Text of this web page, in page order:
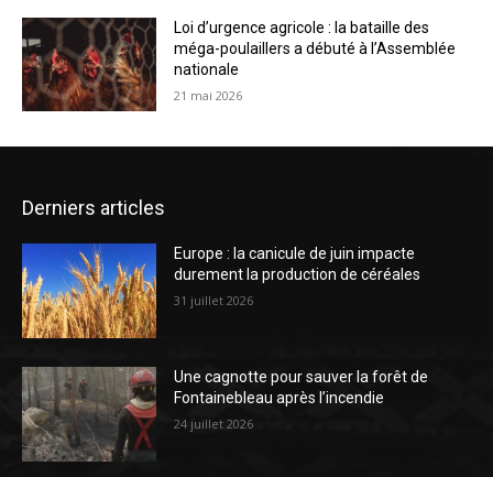
Loi d’urgence agricole : la bataille des
méga-poulaillers a débuté à l’Assemblée
nationale
21 mai 2026
Derniers articles
Europe : la canicule de juin impacte
durement la production de céréales
31 juillet 2026
Une cagnotte pour sauver la forêt de
Fontainebleau après l’incendie
24 juillet 2026